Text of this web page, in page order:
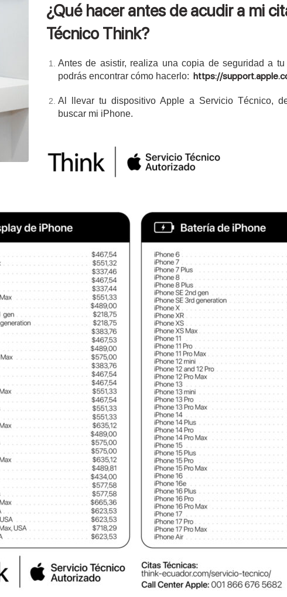
¿Qué hacer antes de acudir a mi
Técnico Think?
Antes de asistir, realiza una copia de seguridad a
podrás encontrar cómo hacerlo: https://
Al llevar tu dispositivo Apple a Servicio Técnico,
buscar mi iPhone.